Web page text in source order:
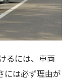
るには、車両
には必ず理由が